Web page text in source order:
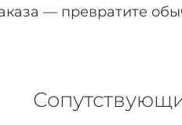
— превратите